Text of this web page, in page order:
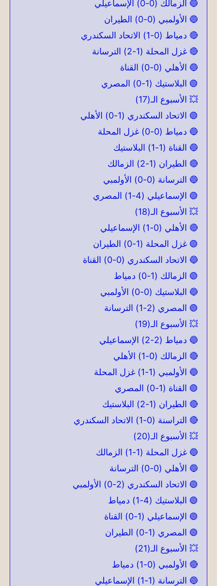
🔵 الزمالك (0-0) الإسماعيلي
🔵 الأولمبي (0-0) الطيران
🔴 دمياط (0-1) الاتحاد السكندري
🔴 غزل المحلة (1-2) الترسانة
🔵 الأهلي (0-0) القناة
🟢 البلاستيك (1-0) المصري
💥 الأسبوع الـ(17)
🟢 الاتحاد السكندري (1-0) الأهلي
🔵 دمياط (0-0) غزل المحلة
🔵 القناة (1-1) البلاستيك
🔴 الطيران (1-2) الزمالك
🔵 الترسانة (0-0) الأولمبي
🟢 الإسماعيلي (4-1) المصري
💥 الأسبوع الـ(18)
🔴 الأهلي (0-1) الإسماعيلي
🟢 غزل المحلة (1-0) الطيران
🔵 الاتحاد السكندري (0-0) القناة
🟢 الزمالك (1-0) دمياط
🔵 البلاستيك (0-0) الأولمبي
🟢 المصري (2-1) الترسانة
💥 الأسبوع الـ(19)
🔵 دمياط (2-2) الإسماعيلي
🔴 الزمالك (0-1) الأهلي
🔵 الأولمبي (1-1) غزل المحلة
🟢 القناة (1-0) المصري
🔴 الطيران (1-2) البلاستيك
🔴 التراسنة (0-1) الاتحاد السكندري
💥 الأسبوع الـ(20)
🔵 غزل المحلة (1-1) الزمالك
🔵 الأهلي (0-0) الترسانة
🟢 الاتحاد السكندري (2-0) الأولمبي
🟢 البلاستيك (4-1) دمياط
🟢 الإسماعيلي (1-0) القناة
🟢 المصري (1-0) الطيران
💥 الأسبوع الـ(21)
🔴 الأولمبي (0-1) دمياط
🔵 الترسانة (1-1) الإسماعيلي